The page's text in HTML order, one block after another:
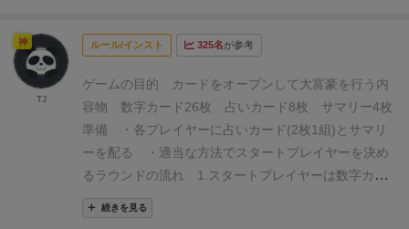
かったです。基本的には、一番はじめにカードを出し
ドから無理なら無難に2着と予想点狙い。3人だと誰が
勝つかはそこまで荒れが無くて、予想も他プレイヤー
が勝つにしてもうまみが薄かったです。ルール把握と
プレイ感の把握に3人は良かったけど、荒れる展開が
楽しそうなんで4人がオススメ。 ゲーム自体がこのカ
ード枚数でしっかりと毎ラウンド、駆け引きを楽しめ
遊ぶメンツも選びそう。とはいえ、このデザイナーの
ファンは多いと思うので、ファンは、とりあえず遊ん
でおきたいゲームだ。
が１だとしても、相手が１０を持っていれば逆転でき
れており、出した色に応じた色しか出せません ４人プ
レイの場合、１位は４点、２位は２点、３位は１点、
４位は０点 ギャンブル（占い）で１人だけ当たると４
点、２人が当たると２点、３人が当たると１点、全員
的中は０点
一定の点数を獲得した人が勝利します トラ
ンプと違ってスートのフォローや枚数が少ないので、
ルール/インスト 325名が参考
ゲームの目的 カードをオープンして大富豪を行う 内
容物 数字カード26枚 占いカード8枚
サマリー4枚
準備 ・各プレイヤーに占いカード(2枚1組)とサマリ
ーを配る
・適当な方法でスタートプレイヤーを決め
る ラウンドの流れ
1.スタートプレイヤーは数字カー
ド26枚をシャッフルして、各プレイヤーに4枚ずつ表
向き配る2.さらに追加で2枚ずつ裏向きに配り手札に
続きを見る
神
TJ